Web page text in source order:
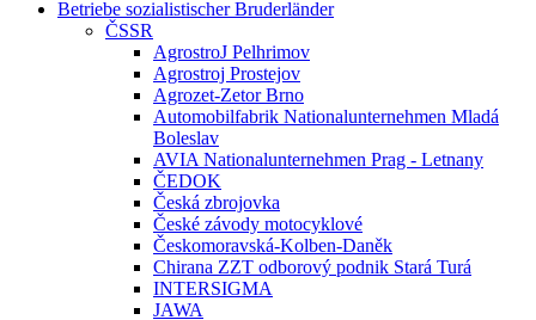
Betriebe sozialistischer Bruderländer
ČSSR
AgrostroJ Pelhrimov
Agrostroj Prostejov
Agrozet-Zetor Brno
Automobilfabrik Nationalunternehmen Mladá
Boleslav
AVIA Nationalunternehmen Prag - Letnany
ČEDOK
Česká zbrojovka
České závody motocyklové
Českomoravská-Kolben-Daněk
Chirana ZZT odborový podnik Stará Turá
INTERSIGMA
JAWA